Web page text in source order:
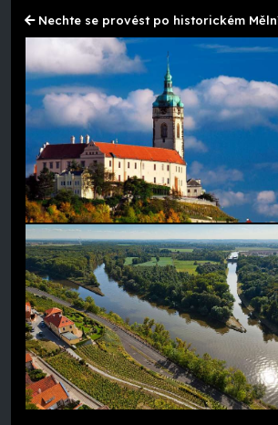
Nechte se provést po historickém